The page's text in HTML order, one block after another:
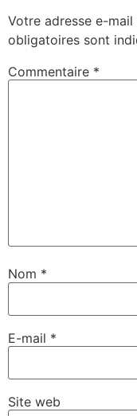
Votre adresse e-
obligatoires sont
Commentaire *
Nom *
E-mail *
Site web